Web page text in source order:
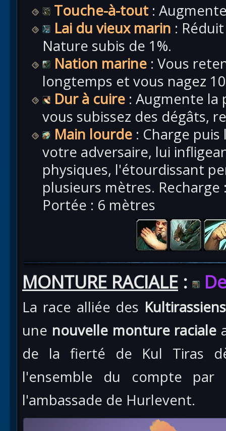
Touche-à-tout :
Lai du vieux marin :
Nature subis de 1%.
Nation marine : Vous
longtemps et vous nagez
Dur à cuire : Augmente la
vous subissez des dégâts,
Main lourde : Charge
votre adversaire, lui
physiques, l'étourdissant
plusieurs mètres.
Portée : 6 mètres
MONTURE RACIALE :
La race alliée des Kultirassiens
une nouvelle monture raciale
de la fierté de Kul Tiras
l'ensemble du compte
l'ambassade de Hurlevent.